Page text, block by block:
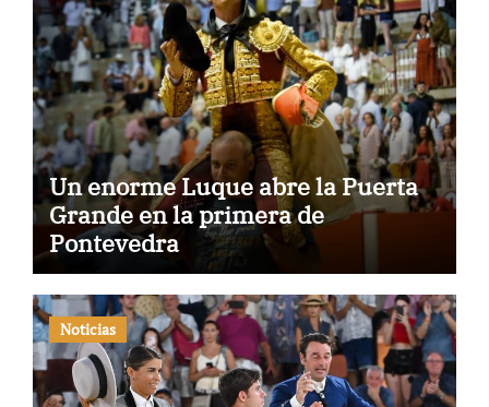
Un enorme Luque abre la Puerta
Grande en la primera de
Pontevedra
Noticias